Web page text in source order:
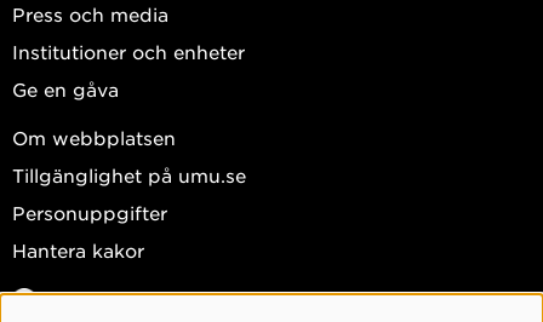
Press och media
Institutioner och enheter
Ge en gåva
Om webbplatsen
Tillgänglighet på umu.se
Personuppgifter
Hantera kakor
Facebook